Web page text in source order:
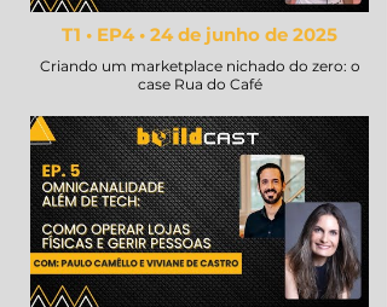
T1 • EP4 • 24 de junho de 2025
Criando um marketplace nichado do zero: o
case Rua do Café